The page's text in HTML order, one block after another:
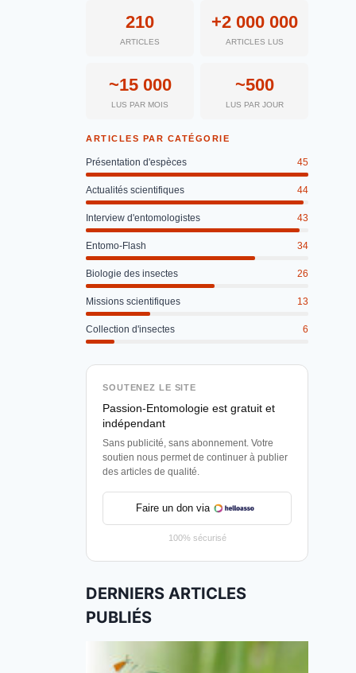
210
ARTICLES
+2 000 000
ARTICLES LUS
~15 000
LUS PAR MOIS
~500
LUS PAR JOUR
ARTICLES PAR CATÉGORIE
Présentation d'espèces 45
Actualités scientifiques 44
Interview d'entomologistes 43
Entomo-Flash 34
Biologie des insectes 26
Missions scientifiques 13
Collection d'insectes 6
SOUTENEZ LE SITE
Passion-Entomologie est gratuit et
indépendant
Sans publicité, sans abonnement. Votre
soutien nous permet de continuer à publier
des articles de qualité.
Faire un don via
100% sécurisé
DERNIERS ARTICLES
PUBLIÉS